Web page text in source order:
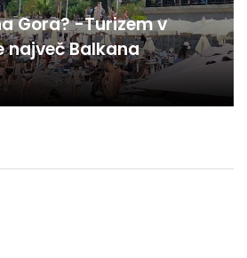
Gora? -Turizem v
največ Balkana